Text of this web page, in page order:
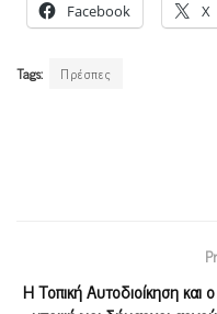
Facebook X
Tags: Πρέσπες
Η Τοπική Αυτοδιοίκηση και